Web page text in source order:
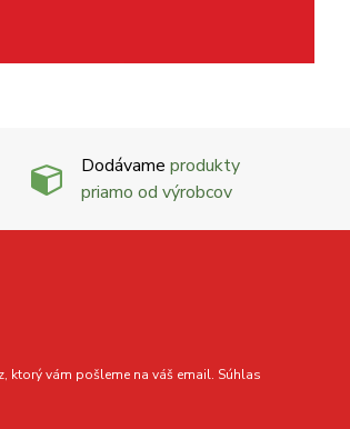
Dodávame produkty
priamo od výrobcov
vám pošleme na váš email. Súhlas